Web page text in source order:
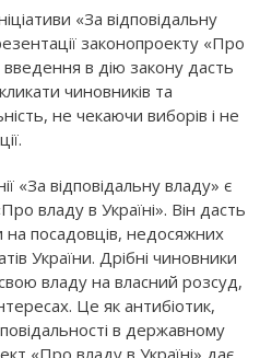
«За відповідальну
законопроекту «Про
в дію закону дасть
чиновників та
не чекаючи виборів і не
«За відповідальну владу» є
владу в Україні». Він дасть
посадовців, недосяжних
України. Дрібні чиновники
владу на власний розсуд,
Це як антибіотик,
в державному
«Про владу в Україні» дає